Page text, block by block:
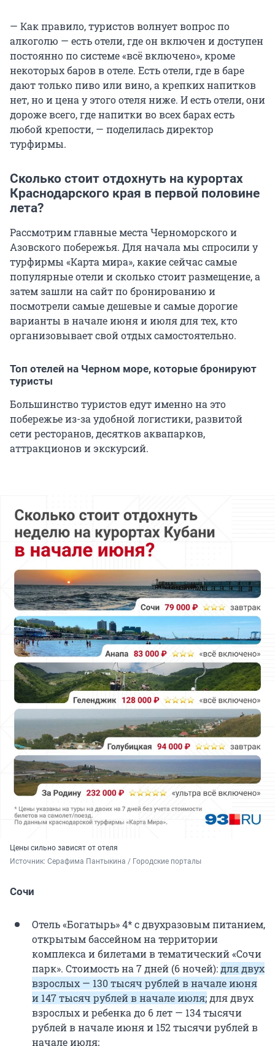
— Как правило, туристов волнует вопрос по
алкоголю — есть отели, где он включен и доступен
постоянно по системе «всё включено», кроме
некоторых баров в отеле. Есть отели, где в баре
дают только пиво или вино, а крепких напитков
нет, но и цена у этого отеля ниже. И есть отели, они
дороже всего, где напитки во всех барах есть
любой крепости, — поделилась директор
турфирмы.
Сколько стоит отдохнуть на курортах
Краснодарского края в первой половине
лета?
Рассмотрим главные места Черноморского и
Азовского побережья. Для начала мы спросили у
турфирмы «Карта мира», какие сейчас самые
популярные отели и сколько стоит размещение, а
затем зашли на сайт по бронированию и
посмотрели самые дешевые и самые дорогие
варианты в начале июня и июля для тех, кто
организовывает свой отдых самостоятельно.
Топ отелей на Черном море, которые бронируют
туристы
Большинство туристов едут именно на это
побережье из-за удобной логистики, развитой
сети ресторанов, десятков аквапарков,
аттракционов и экскурсий.
Цены сильно зависят от отеля
Источник: Серафима Пантыкина / Городские порталы
Сочи
Отель «Богатырь» 4* с двухразовым питанием,
открытым бассейном на территории
комплекса и билетами в тематический «Сочи
парк». Стоимость на 7 дней (6 ночей):для двух
взрослых — 130 тысяч рублей в начале июня
и 147 тысяч рублей в начале июля;для двух
взрослых и ребенка до 6 лет — 134 тысячи
рублей в начале июня и 152 тысячи рублей в
начале июля;